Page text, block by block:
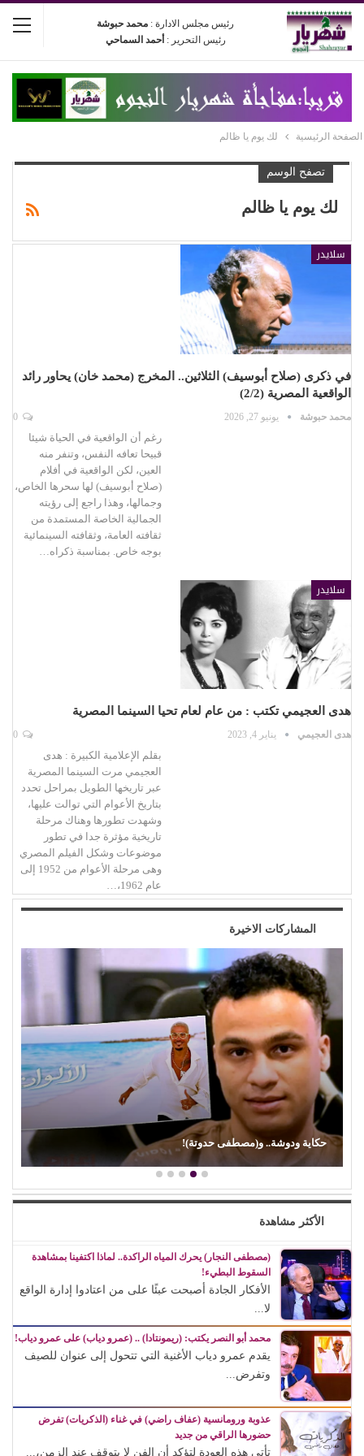
رئيس مجلس الادارة : محمد حبوشة
رئيس التحرير : أحمد السماحي
الصفحة الرئيسية لك يوم يا ظالم
تصفح الوسم
لك يوم يا ظالم
سلايدر
في ذكرى (صلاح أبوسيف) الثلاثين.. المخرج (محمد خان) يحاور رائد
الواقعية المصرية (2/2)
محمد حبوشة يونيو 27, 2026
رغم أن الواقعية في الحياة شيئا
قبيحا تعافه النفس، وتنفر منه
العين، لكن الواقعية في أفلام
(صلاح أبوسيف) لها سحرها الخاص،
وجمالها، وهذا راجع إلى رؤيته
الجمالية الخاصة المستمدة من
ثقافته العامة، وثقافته السينمائية
بوجه خاص. بمناسبة ذكراه…
سلايدر
هدى العجيمي تكتب : من عام لعام تحيا السينما المصرية
هدى العجيمي يناير 4, 2023
بقلم الإعلامية الكبيرة : هدى
العجيمي مرت السينما المصرية
عبر تاريخها الطويل بمراحل تحدد
بتاريخ الأعوام التي توالت عليها،
وشهدت تطورها وهناك مرحلة
تاريخية مؤثرة جدا في تطور
موضوعات وشكل الفيلم المصري
وهى مرحلة الأعوام من 1952 إلى
عام 1962،…
المشاركات الاخيرة
حكاية ودوشة.. و(مصطفى حدوتة)!
الأكثر مشاهدة
(مصطفى النجار) يحرك المياه الراكدة.. لماذا اكتفينا بمشاهدة
السقوط البطيء!
الأفكار الجادة أصبحت عبئًا على من اعتادوا إدارة الواقع
لا...
محمد أبو النصر يكتب: (ريمونتادا) .. (عمرو دياب) على عمرو دياب!
يقدم عمرو دياب الأغنية التي تتحول إلى عنوان للصيف
وتفرض...
عذوبة ورومانسية (عفاف راضي) في غناء (الذكريات) تفرض
حضورها الراقي من جديد
تأتي هذه العودة لتؤكد أن الفن لا يتوقف عند الزمن،...